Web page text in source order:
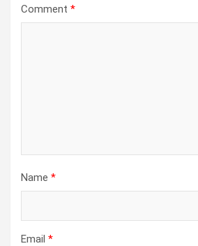
Comment *
Name *
Email *